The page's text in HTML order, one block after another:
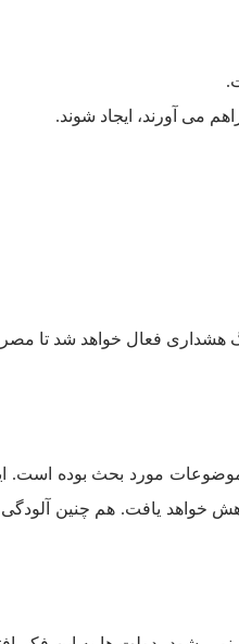
می آورند، ایجاد شوند.
فعال خواهد شد تا مصرف
طراحی خواهد کرد. با این سیستم ها میزان زباله ها در سطح شهرها 70